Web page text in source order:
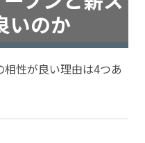
いのか
性が良い理由は4つあ